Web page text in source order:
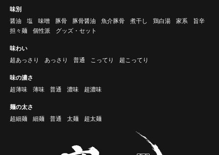
味別
醤油
塩 味噌 豚骨 豚骨醤油 魚介豚骨 煮干し 鶏白湯 家系
旨辛
担々麺
個性派 グッズ・セット
味わい
超あっさり
あっさり 普通 こってり 超こってり
味の濃さ
超薄味
薄味 普通 濃味 超濃味
麺の太さ
超細麺
細麺 普通 太麺 超太麺